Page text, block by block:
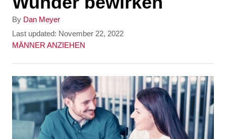
By A
u
t
o
r
Dan Meyer
P
o
e
d
o
Last updated: November 22, 2022
C
e
g
o
MÄNNER ANZIEHEN